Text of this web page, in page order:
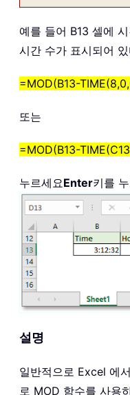
예를 들어 B13 셀에
시간 수가 표시되어
=MOD(B13-
또는
=MOD(B13-
누르세요Enter키를
설명
일반적으로 Excel 에
로 MOD 함수를 사용